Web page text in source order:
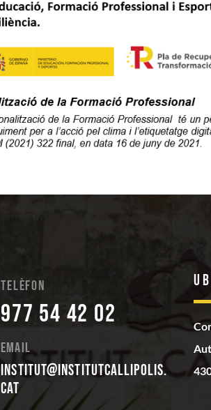
Telèfon
977 54 42 02
Email
institut@institutcallipolis.
cat